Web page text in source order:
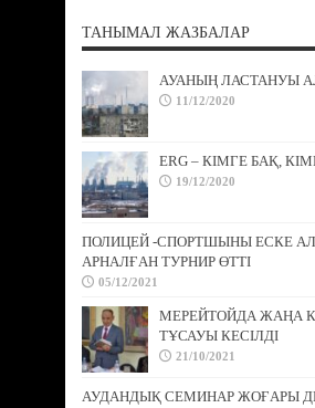
ТАНЫМАЛ ЖАЗБАЛАР
АУАНЫҢ ЛАСТАНУЫ
11/12/2020
ERG – КІМГЕ БАҚ,
19/12/2020
ПОЛИЦЕЙ -СПОРТШЫНЫ ЕСКЕ
АРНАЛҒАН ТУРНИР ӨТТІ
05/12/2021
МЕРЕЙТОЙДА ЖАҢА
ТҰСАУЫ КЕСІЛДІ
21/10/2021
АУДАНДЫҚ СЕМИНАР ЖОҒАРЫ